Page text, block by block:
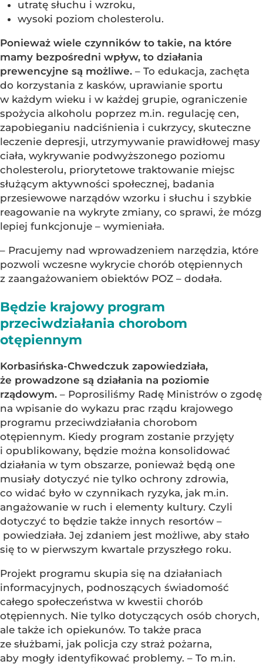
utratę słuchu i wzroku,
wysoki poziom cholesterolu.
Ponieważ wiele czynników to takie, na które
mamy bezpośredni wpływ, to działania
prewencyjne są możliwe. – To edukacja, zachęta
do korzystania z kasków, uprawianie sportu
w każdym wieku i w każdej grupie, ograniczenie
spożycia alkoholu poprzez m.in. regulację cen,
zapobieganiu nadciśnienia i cukrzycy, skuteczne
leczenie depresji, utrzymywanie prawidłowej masy
ciała, wykrywanie podwyższonego poziomu
cholesterolu, priorytetowe traktowanie miejsc
służącym aktywności społecznej, badania
przesiewowe narządów wzorku i słuchu i szybkie
reagowanie na wykryte zmiany, co sprawi, że mózg
lepiej funkcjonuje – wymieniała.
– Pracujemy nad wprowadzeniem narzędzia, które
pozwoli wczesne wykrycie chorób otępiennych
z zaangażowaniem obiektów POZ – dodała.
Będzie krajowy program
przeciwdziałania chorobom
otępiennym
Korbasińska-Chwedczuk zapowiedziała,
że prowadzone są działania na poziomie
rządowym. – Poprosiliśmy Radę Ministrów o zgodę
na wpisanie do wykazu prac rządu krajowego
programu przeciwdziałania chorobom
otępiennym. Kiedy program zostanie przyjęty
i opublikowany, będzie można konsolidować
działania w tym obszarze, ponieważ będą one
musiały dotyczyć nie tylko ochrony zdrowia,
co widać było w czynnikach ryzyka, jak m.in.
angażowanie w ruch i elementy kultury. Czyli
dotyczyć to będzie także innych resortów –
powiedziała. Jej zdaniem jest możliwe, aby stało
się to w pierwszym kwartale przyszłego roku.
Projekt programu skupia się na działaniach
informacyjnych, podnoszących świadomość
całego społeczeństwa w kwestii chorób
otępiennych. Nie tylko dotyczących osób chorych,
ale także ich opiekunów. To także praca
ze służbami, jak policja czy straż pożarna,
aby mogły identyfikować problemy. – To m.in.